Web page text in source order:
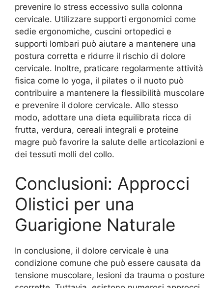
prevenire lo stress eccessivo sulla colonna
cervicale. Utilizzare supporti ergonomici come
sedie ergonomiche, cuscini ortopedici e
supporti lombari può aiutare a mantenere una
postura corretta e ridurre il rischio di dolore
cervicale. Inoltre, praticare regolarmente attività
fisica come lo yoga, il pilates o il nuoto può
contribuire a mantenere la flessibilità muscolare
e prevenire il dolore cervicale. Allo stesso
modo, adottare una dieta equilibrata ricca di
frutta, verdura, cereali integrali e proteine
magre può favorire la salute delle articolazioni e
dei tessuti molli del collo.
Conclusioni: Approcci
Olistici per una
Guarigione Naturale
In conclusione, il dolore cervicale è una
condizione comune che può essere causata da
tensione muscolare, lesioni da trauma o posture